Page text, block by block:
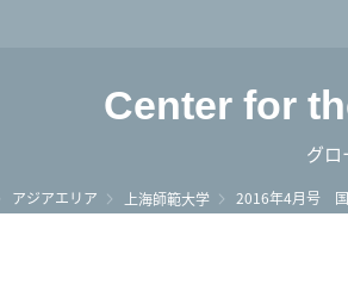
大学 You,
Center for
グロ
アジアエリア 上海師範大学 2016年4月号